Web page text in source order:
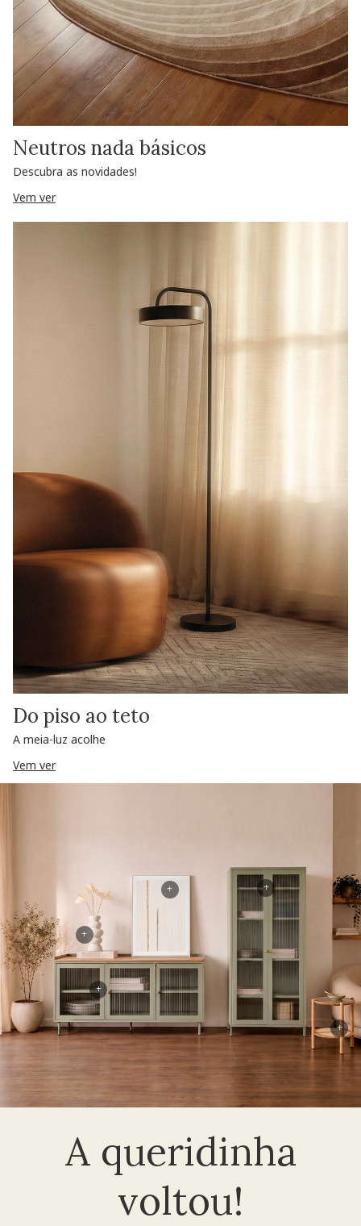
Neutros nada básicos
Descubra as novidades!
Vem ver
Do piso ao teto
A meia-luz acolhe
Vem ver
A queridinha
voltou!
+
+
+
+
+